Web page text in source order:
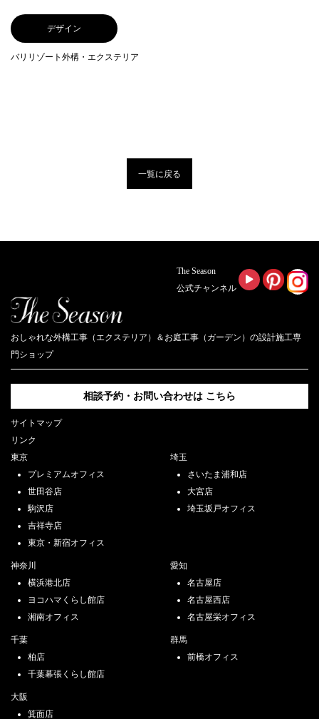
デザイン
バリリゾート外構・エクステリア
一覧に戻る
The Season
公式チャンネル
おしゃれな外構工事（エクステリア）＆お庭工事（ガーデン）の設計施工専
門ショップ
相談予約・お問い合わせは こちら
サイトマップ
リンク
東京
プレミアムオフィス
世田谷店
駒沢店
吉祥寺店
東京・新宿オフィス
千葉
柏店
千葉幕張くらし館店
群馬
前橋オフィス
愛知
名古屋店
名古屋西店
名古屋栄オフィス
神奈川
横浜港北店
ヨコハマくらし館店
湘南オフィス
埼玉
さいたま浦和店
大宮店
埼玉坂戸オフィス
大阪
箕面店